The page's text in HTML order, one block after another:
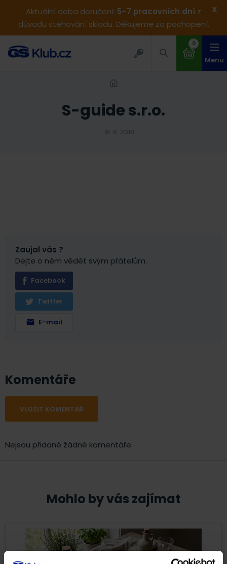
Aktuální doba doručení: 5–7 pracovních dní z
důvodu stěhování skladu. Děkujeme za pochopení.
x
0
Menu
S-guide s.r.o.
18. 6. 2018
Zaujal vás ?
Dejte o něm vědět svým přátelům.
Facebook
Twitter
E-mail
Komentáře
VLOŽIT KOMENTÁŘ
Nejsou přidané žádné komentáře.
Mohlo by vás zajímat